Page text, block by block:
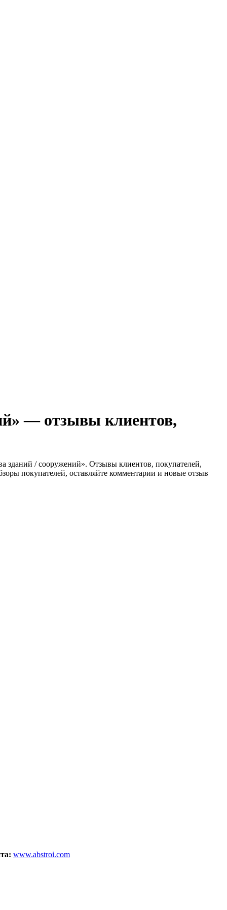
— отзывы клиентов,
зданий / сооружений». Отзывы клиентов, покупателей,
покупателей, оставляйте комментарии и новые отзыв
www.abstroi.com